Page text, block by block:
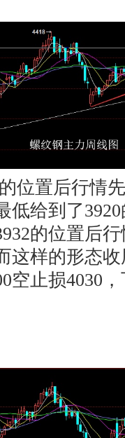
位置后行情
低给到了
的位置后
这样的形态
空止损4030